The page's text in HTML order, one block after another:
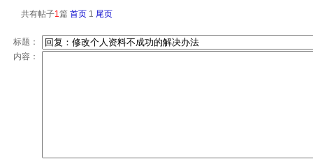
共有帖子1篇 首页 1 尾页
标题：
内容：